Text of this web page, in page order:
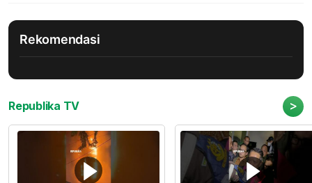
Rekomendasi
Republika TV >